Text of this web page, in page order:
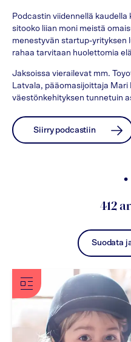
Podcastin viidennellä
sitooko liian moni meistä
menestyvän startup-yrityksen
rahaa tarvitaan huolettomia
Jaksoissa vierailevat mm.
Latvala, pääomasijoittaja Mari
väestönkehityksen tunnetuin
Siirry podcastiin
412
Suodata